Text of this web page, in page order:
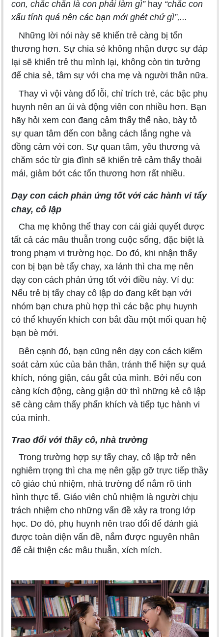
con, chắc chắn là con phải làm gì”hay “chắc con
xấu tính quá nên các bạn mới ghét chứ gì”,...
Những lời nói này sẽ khiến trẻ càng bị tổn
thương hơn. Sự chia sẻ không nhận được sự đáp
lại sẽ khiến trẻ thu mình lại, không còn tin tưởng
để chia sẻ, tâm sự với cha mẹ và người thân nữa.
Thay vì vội vàng đổ lỗi, chỉ trích trẻ, các bậc phụ
huynh nên an ủi và động viên con nhiều hơn. Bạn
hãy hỏi xem con đang cảm thấy thế nào, bày tỏ
sự quan tâm đến con bằng cách lắng nghe và
đồng cảm với con. Sự quan tâm, yêu thương và
chăm sóc từ gia đình sẽ khiến trẻ cảm thấy thoải
mái, giảm bớt các tổn thương hơn rất nhiều.
Dạy con cách phản ứng tốt với các hành vi tẩy
chay, cô lập
Cha mẹ không thể thay con cái giải quyết được
tất cả các mâu thuẫn trong cuộc sống, đặc biệt là
trong phạm vi trường học. Do đó, khi nhận thấy
con bị bạn bè tẩy chay, xa lánh thì cha mẹ nên
dạy con cách phản ứng tốt với điều này. Ví dụ:
Nếu trẻ bị tẩy chay cô lập do đang kết bạn với
nhóm bạn chưa phù hợp thì các bậc phụ huynh
có thể khuyến khích con bắt đầu một mối quan hệ
bạn bè mới.
Bên cạnh đó, bạn cũng nên dạy con cách kiểm
soát cảm xúc của bản thân, tránh thể hiện sự quá
khích, nóng giận, cáu gắt của mình. Bởi nếu con
càng kích động, càng giận dữ thì những kẻ cô lập
sẽ càng cảm thấy phấn khích và tiếp tục hành vi
của mình.
Trao đổi với thầy cô, nhà trường
Trong trường hợp sự tẩy chay, cô lập trở nên
nghiêm trọng thì cha mẹ nên gặp gỡ trực tiếp thầy
cô giáo chủ nhiệm, nhà trường để nắm rõ tình
hình thực tế. Giáo viên chủ nhiệm là người chịu
trách nhiệm cho những vấn đề xảy ra trong lớp
học. Do đó, phụ huynh nên trao đổi để đánh giá
được toàn diện vấn đề, nắm được nguyên nhân
để cải thiện các mâu thuẫn, xích mích.